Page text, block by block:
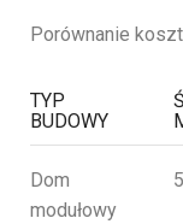
Porównanie
TYP
BUDOWY
Dom
modułowy